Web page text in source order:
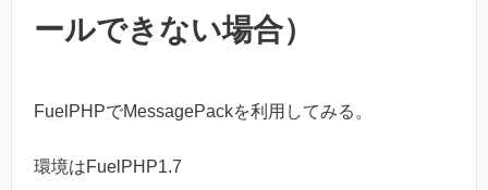
ールできない場合）
FuelPHPでMessagePackを利用してみる。
環境はFuelPHP1.7